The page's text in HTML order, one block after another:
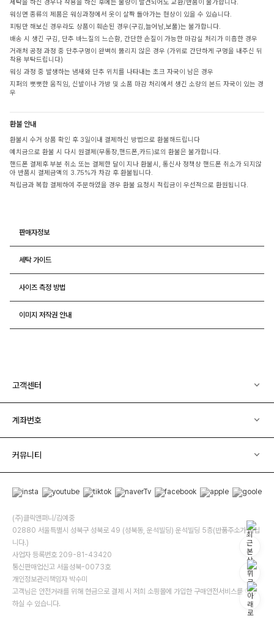
세탁을 하신 경우나 착용을 하신 후에는 불량이 발견되어도 교환/반품이 불가합니다.
워싱면 종류의 제품은 워싱과정에서 옷이 살짝 돌아가는 현상이 있을 수 있습니다.
피팅만 해보신 경우라도 상품이 훼손된 경우(구김,늘어남,보풀)는 불가합니다.
배송 시 생긴 구김, 단추 바느질의 느슨함, 간단한 손질이 가능한 마감실 처리가 미흡한 경우
거래처 공정 과정 중 단추구멍이 완벽히 뚫리지 않은 경우 (가위로 간단하게 구멍을 내주신 뒤
착용 부탁드립니다)
워싱 과정 중 발생하는 냄새와 단추 위치를 나타내는 초크 자국이 남은 경우
지퍼의 뻣뻣한 움직임, 신발이나 가방 및 소품 마감 처리에서 생긴 소량의 본드 자국이 있는 경
우
환불 안내
환불시 수거 상품 확인 후 3일이내 결제하신 방법으로 환불해드립니다
예치금으로 환불 시 다시 원결제(무통장,핸드폰,카드)로의 환불은 불가합니다.
핸드폰 결제후 부분 취소 또는 결제한 달이 지나 환불시, 통신사 정책상 핸드폰 취소가 되지않
아 반품시 결제금액의 3.75%가 차감 후 환불됩니다.
적립금과 복합 결제하여 주문하였을 경우 환불 요청시 적립금이 우선적으로 환원됩니다.
판매자정보
세탁 가이드
사이즈 측정 방법
이미지 저작권 안내
고객센터
계좌번호
커뮤니티
(주)클릭앤퍼니/김예중
02880 서울특별시 성북구 성북로 49 (성북동, 운석빌딩) 운석빌딩 5층(반품주소가 아닙
니다.)
사업자 등록번호 209-81-43420
통신판매업신고 서울성북-0073호
개인정보관리책임자 박수미
고객님은 안전거래를 위해 현금으로 결제 시 저희 소핑몰에 가입한 구매안전서비스를 이용
하실 수 있습니다.